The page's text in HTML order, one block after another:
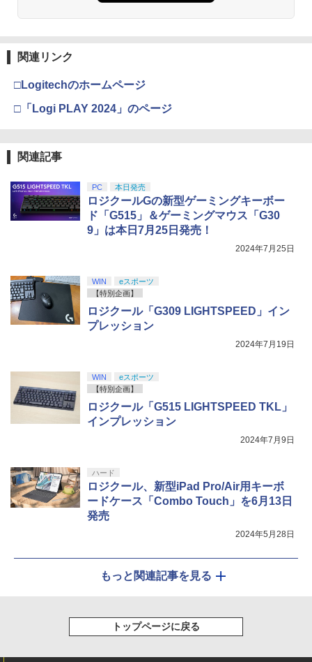
関連リンク
□Logitechのホームページ
□「Logi PLAY 2024」のページ
関連記事
PC 本日発売
ロジクールGの新型ゲーミングキーボー
ド「G515」＆ゲーミングマウス「G30
9」は本日7月25日発売！
2024年7月25日
WIN
eスポーツ
【特別企画】
ロジクール「G309 LIGHTSPEED」イン
プレッション
2024年7月19日
WIN
eスポーツ
【特別企画】
ロジクール「G515 LIGHTSPEED TKL」
インプレッション
2024年7月9日
ハード
ロジクール、新型iPad Pro/Air用キーボ
ードケース「Combo Touch」を6月13日
発売
2024年5月28日
もっと関連記事を見る
トップページに戻る